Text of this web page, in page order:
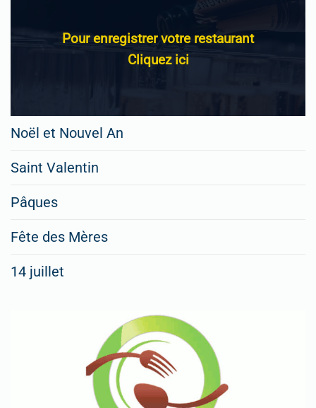
Pour enregistrer votre restaurant
Cliquez ici
Noël et Nouvel An
Saint Valentin
Pâques
Fête des Mères
14 juillet